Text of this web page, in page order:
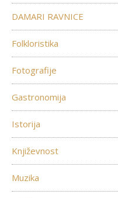
DAMARI RAVNICE
Folkloristika
Fotografije
Gastronomija
Istorija
Književnost
Muzika